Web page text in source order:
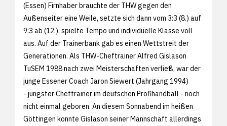
(Essen) Firnhaber brauchte der THW gegen den
Außenseiter eine Weile, setzte sich dann vom 3:3 (8.) auf
9:3 ab (12.), spielte Tempo und individuelle Klasse voll
aus. Auf der Trainerbank gab es einen Wettstreit der
Generationen. Als THW-Cheftrainer Alfred Gislason
TuSEM 1988 nach zwei Meisterschaften verließ, war der
junge Essener Coach Jaron Siewert (Jahrgang 1994)
- jüngster Cheftrainer im deutschen Profihandball - noch
nicht einmal geboren. An diesem Sonnabend im heißen
Göttingen konnte Gislason seiner Mannschaft allerdings